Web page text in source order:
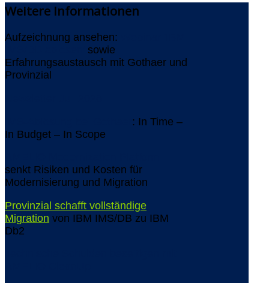
Weitere Informationen
Aufzeichnung ansehen:
sowie
Erfahrungsaustausch mit Gothaer und
Provinzial
: In Time –
In Budget – In Scope
senkt Risiken und Kosten für
Modernisierung und Migration
Provinzial schafft vollständige
Migration von IBM IMS/DB zu IBM
Db2